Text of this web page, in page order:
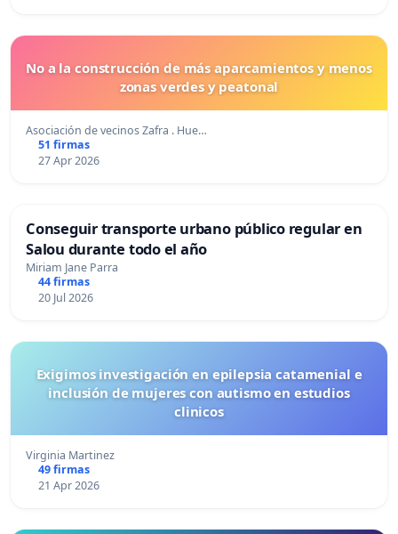
No a la construcción de más aparcamientos y menos
zonas verdes y peatonal
Asociación de vecinos Zafra . Hue…
51 firmas
27 Apr 2026
Conseguir transporte urbano público regular en
Salou durante todo el año
Miriam Jane Parra
44 firmas
20 Jul 2026
Exigimos investigación en epilepsia catamenial e
inclusión de mujeres con autismo en estudios
clinicos
Virginia Martinez
49 firmas
21 Apr 2026